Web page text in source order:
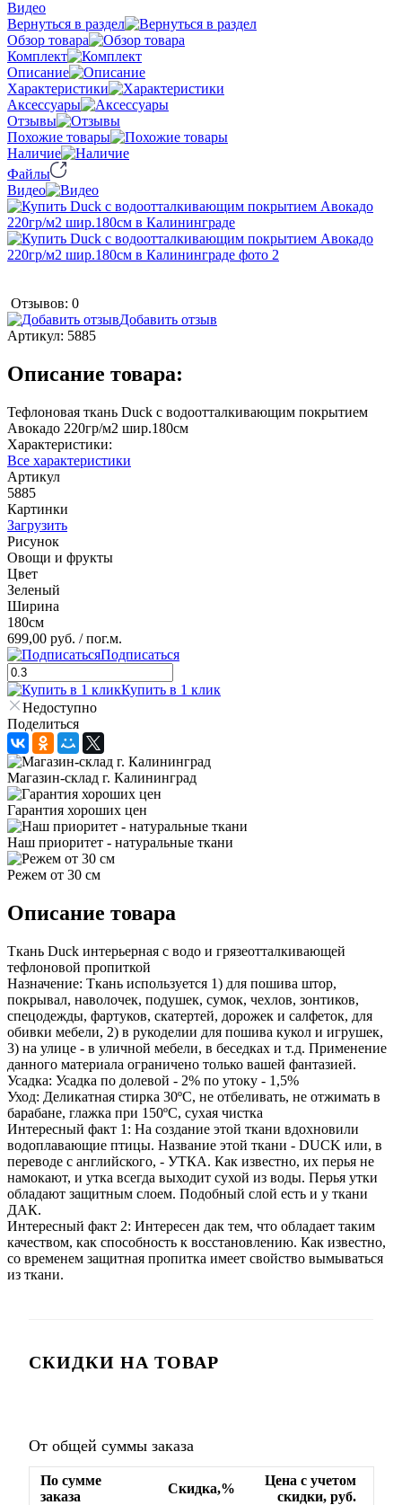
Видео
Вернуться в раздел
Обзор товара
Комплект
Описание
Характеристики
Аксессуары
Отзывы
Похожие товары
Наличие
Файлы
Видео
Отзывов: 0
Добавить отзыв
Артикул: 5885
Описание товара:
Тефлоновая ткань Duck с водоотталкивающим покрытием
Авокадо 220гр/м2 шир.180см
Характеристики:
Все характеристики
Артикул
5885
Картинки
Загрузить
Рисунок
Овощи и фрукты
Цвет
Зеленый
Ширина
180см
699,00 руб. / пог.м.
Подписаться
Купить в 1 клик
Недоступно
Поделиться
Магазин-склад г. Калининград
Гарантия хороших цен
Наш приоритет - натуральные ткани
Режем от 30 см
Описание товара
Ткань Duck интерьерная с водо и грязеотталкивающей
тефлоновой пропиткой
Назначение: Ткань используется 1) для пошива штор,
покрывал, наволочек, подушек, сумок, чехлов, зонтиков,
спецодежды, фартуков, скатертей, дорожек и салфеток, для
обивки мебели, 2) в рукоделии для пошива кукол и игрушек,
3) на улице - в уличной мебели, в беседках и т.д. Применение
данного материала ограничено только вашей фантазией.
Усадка: Усадка по долевой - 2% по утоку - 1,5%
Уход: Деликатная стирка 30ºС, не отбеливать, не отжимать в
барабане, глажка при 150ºС, сухая чистка
Интересный факт 1: На создание этой ткани вдохновили
водоплавающие птицы. Название этой ткани - DUCK или, в
переводе с английского, - УТКА. Как известно, их перья не
намокают, и утка всегда выходит сухой из воды. Перья утки
обладают защитным слоем. Подобный слой есть и у ткани
ДАК.
Интересный факт 2: Интересен дак тем, что обладает таким
качеством, как способность к восстановлению. Как известно,
со временем защитная пропитка имеет свойство вымываться
из ткани.
СКИДКИ НА ТОВАР
От общей суммы заказа
По сумме
заказа
Скидка,%
Цена с учетом
скидки, руб.